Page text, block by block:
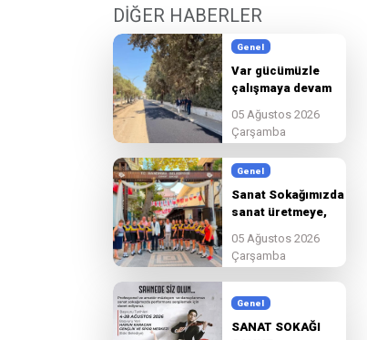
DİĞER HABERLER
Genel
Var gücümüzle
çalışmaya devam
05 Ağustos 2026
Çarşamba
Genel
Sanat Sokağımızda
sanat üretmeye,
birlikte
güzelleşmeye devam
ediyoruz.
05 Ağustos 2026
Çarşamba
Genel
SANAT SOKAĞI